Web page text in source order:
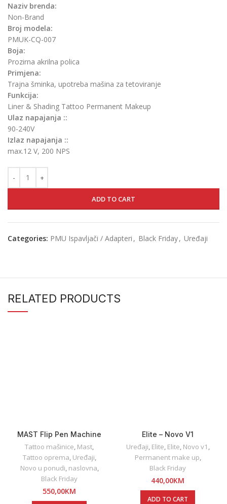
Naziv brenda:
Non-Brand
Broj modela:
PMUK-CQ-007
Boja:
Prozirna akrilna polica
Primjena:
Trajna šminka, upotreba mašina za tetoviranje
Funkcija:
Liner & Shading Tattoo Permanent Makeup
Ulaz napajanja ::
90-240V
Izlaz napajanja ::
max.12 V, 200 NPS
ADD TO CART
Categories: PMU Ispavljači / Adapteri , Black Friday, Uređaji
RELATED PRODUCTS
MAST Flip Pen Machine
WQ830
Tattoo mašinice Mast
Tattoo oprema Uređaji
Novo u ponudi naslovna
Black Friday
550,00KM
Elite – Novo V1
Uređaji Elite Elite Novo v1
Permanent make up
Black Friday
440,00KM
ADD TO CART